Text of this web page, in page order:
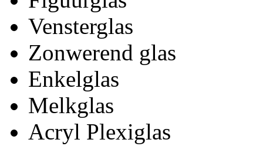
Vensterglas
Zonwerend glas
Enkelglas
Melkglas
Acryl Plexiglas